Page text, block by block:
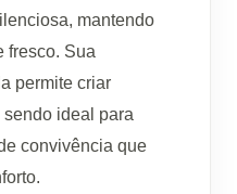
mantendo
fresco. Sua
permite criar
ideal para
convivência que